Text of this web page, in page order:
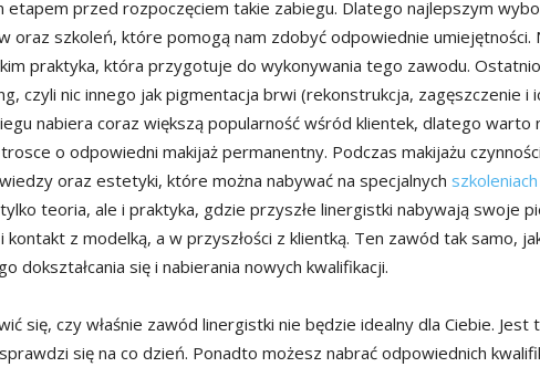
etapem przed rozpoczęciem takie zabiegu. Dlatego najlepszym
oraz szkoleń, które pomogą nam zdobyć odpowiednie umiejętności.
praktyka, która przygotuje do wykonywania tego zawodu.
czyli nic innego jak pigmentacja brwi (rekonstrukcja, zagęszczenie i
nabiera coraz większą popularność wśród klientek, dlatego warto
o odpowiedni makijaż permanentny. Podczas makijażu
oraz estetyki, które można nabywać na specjalnych
teoria, ale i praktyka, gdzie przyszłe linergistki nabywają swoje
kontakt z modelką, a w przyszłości z klientką. Ten zawód tak samo,
dokształcania się i nabierania nowych kwalifikacji.
się, czy właśnie zawód linergistki nie będzie idealny dla Ciebie. Jest
się na co dzień. Ponadto możesz nabrać odpowiednich